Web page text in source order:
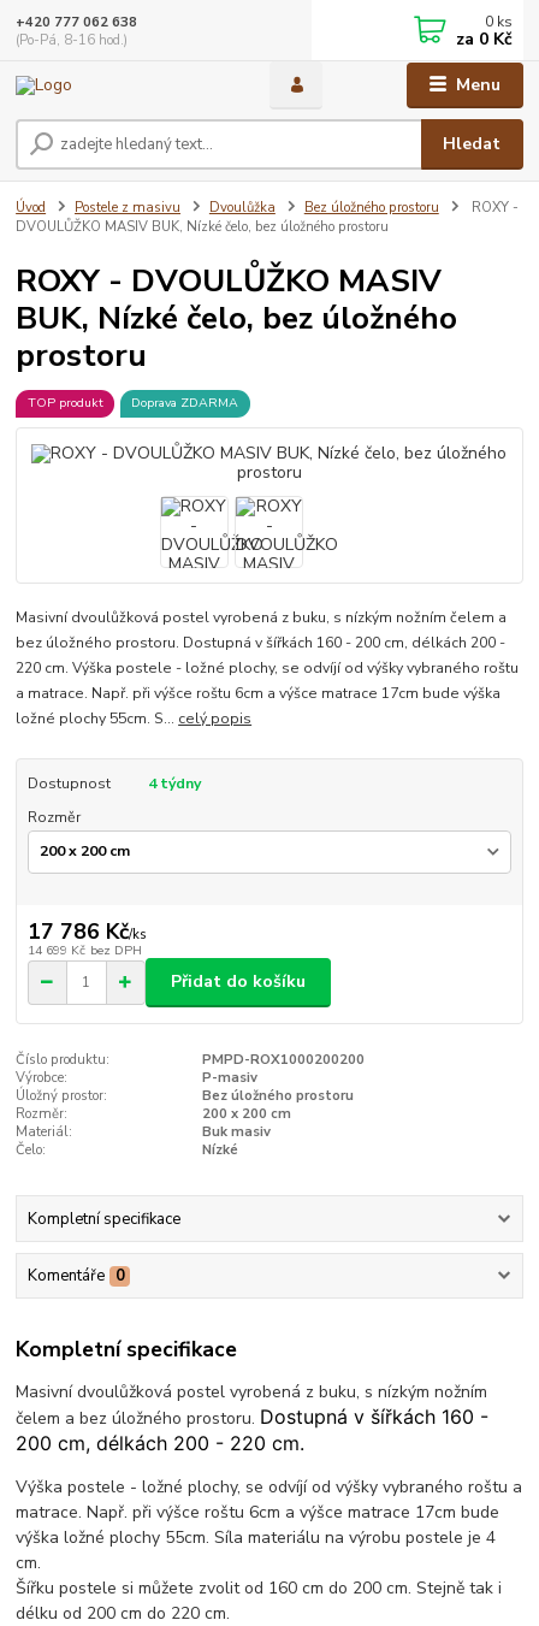
Menu
Hledat
+420 777 062 638
(Po-Pá, 8-16 hod.)
0 ks
za 0 Kč
Úvod Postele z masivu Dvoulůžka Bez úložného prostoru
ROXY -
DVOULŮŽKO MASIV BUK, Nízké čelo, bez úložného prostoru
ROXY - DVOULŮŽKO MASIV
BUK, Nízké čelo, bez úložného
prostoru
TOP produkt Doprava ZDARMA
Masivní dvoulůžková postel vyrobená z buku, s nízkým nožním čelem a
bez úložného prostoru. Dostupná v šířkách 160 - 200 cm, délkách 200 -
220 cm. Výška postele - ložné plochy, se odvíjí od výšky vybraného roštu
a matrace. Např. při výšce roštu 6cm a výšce matrace 17cm bude výška
ložné plochy 55cm. S... celý popis
Dostupnost
4 týdny
Rozměr
17 786 Kč/ks
14 699 Kč bez DPH
Přidat do košíku
Číslo produktu:
PMPD-ROX1000200200
Výrobce:
P-masiv
Úložný prostor:
Bez úložného prostoru
Rozměr:
200 x 200 cm
Materiál:
Buk masiv
Čelo:
Nízké
Kompletní specifikace
Komentáře 0
Kompletní specifikace
Masivní dvoulůžková postel vyrobená z buku, s nízkým nožním
čelem a bez úložného prostoru. Dostupná v šířkách 160 -
200 cm, délkách 200 - 220 cm.
Výška postele - ložné plochy, se odvíjí od výšky vybraného roštu a
matrace. Např. při výšce roštu 6cm a výšce matrace 17cm bude
výška ložné plochy 55cm. Síla materiálu na výrobu postele je 4
cm.
Šířku postele si můžete zvolit od 160 cm do 200 cm. Stejně tak i
délku od 200 cm do 220 cm.